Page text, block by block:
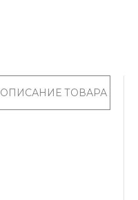
ОПИСАНИЕ ТОВАРА